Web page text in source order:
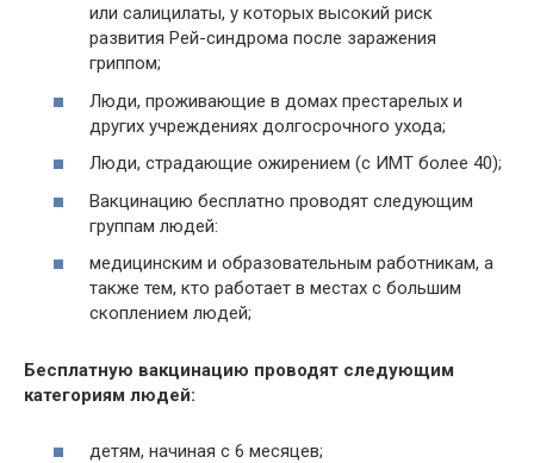
или салицилаты, у которых высокий риск
развития Рей-синдрома после заражения
гриппом;
Люди, проживающие в домах престарелых и
других учреждениях долгосрочного ухода;
Люди, страдающие ожирением (с ИМТ более 40);
Вакцинацию бесплатно проводят следующим
группам людей:
медицинским и образовательным работникам, а
также тем, кто работает в местах с большим
скоплением людей;
Бесплатную вакцинацию проводят следующим
категориям людей:
детям, начиная с 6 месяцев;